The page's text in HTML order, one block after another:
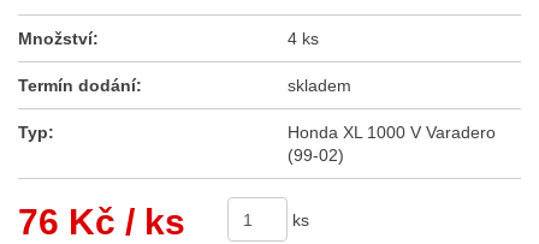
Množství: 4 ks
Termín dodání: skladem
Typ:
Honda XL 1000 V Varadero
(99-02)
76 Kč / ks ks